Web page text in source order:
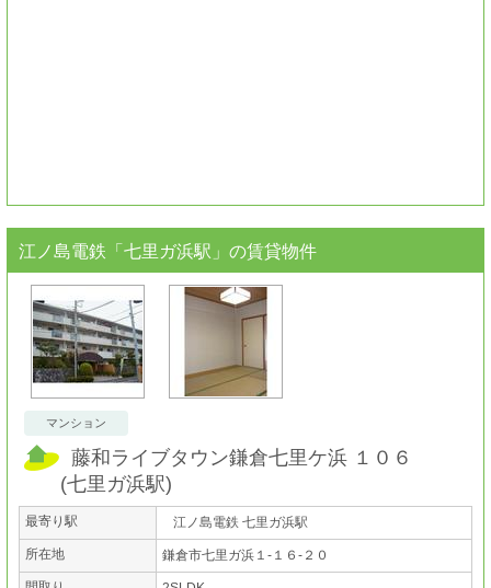
江ノ島電鉄「七里ガ浜駅」 の賃貸物件
マンション
藤和ライブタウン鎌倉七里ケ浜 １０６
(七里ガ浜駅)
最寄り駅 江ノ島電鉄 七里ガ浜駅
所在地 鎌倉市七里ガ浜１-１６-２０